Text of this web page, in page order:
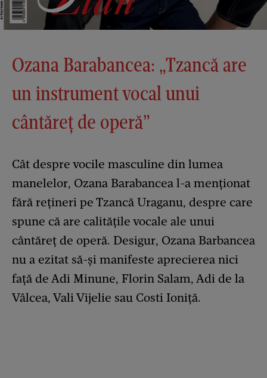
Ozana Barabancea: „Tzancă are
un instrument vocal unui
cântăreț de operă”
Cât despre vocile masculine din lumea
manelelor, Ozana Barabancea l-a menționat
fără rețineri pe Tzancă Uraganu, despre care
spune că are calitățile vocale ale unui
cântăreț de operă. Desigur, Ozana Barbancea
nu a ezitat să-și manifeste aprecierea nici
față de Adi Minune, Florin Salam, Adi de la
Vâlcea, Vali Vijelie sau Costi Ioniță.